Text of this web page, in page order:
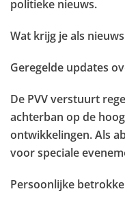
politieke nieuws.
Wat krijg je als
Geregelde updates
De PVV verstuurt
achterban op de
ontwikkelingen. Als
voor speciale
Persoonlijke